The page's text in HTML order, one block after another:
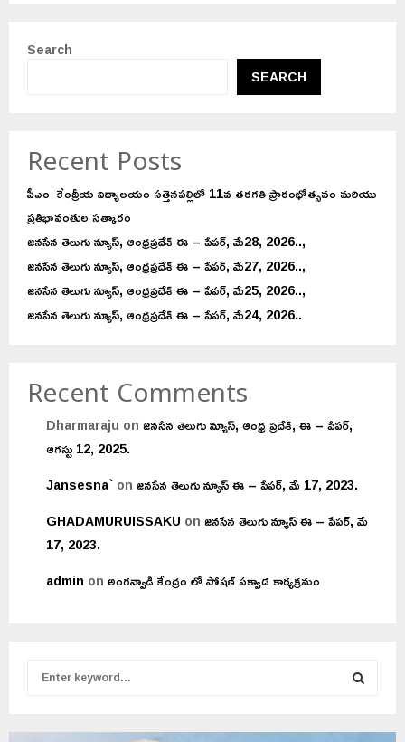
Search
SEARCH
Recent Posts
పీఎం కేంద్రీయ విద్యాలయం సత్తెనపల్లిలో 11వ తరగతి ప్రారంభోత్సవం మరియు
ప్రతిభావంతుల సత్కారం
జనసేన తెలుగు న్యూస్, ఆంధ్రప్రదేశ్ ఈ – పేపర్, మే28, 2026..,
జనసేన తెలుగు న్యూస్, ఆంధ్రప్రదేశ్ ఈ – పేపర్, మే27, 2026..,
జనసేన తెలుగు న్యూస్, ఆంధ్రప్రదేశ్ ఈ – పేపర్, మే25, 2026..,
జనసేన తెలుగు న్యూస్, ఆంధ్రప్రదేశ్ ఈ – పేపర్, మే24, 2026..
Recent Comments
Dharmaraju onజనసేన తెలుగు న్యూస్, ఆంధ్ర ప్రదేశ్, ఈ – పేపర్,
ఆగస్టు 12, 2025.
Jansesna`onజనసేన తెలుగు న్యూస్ ఈ – పేపర్, మే 17, 2023.
GHADAMURUISSAKU onజనసేన తెలుగు న్యూస్ ఈ – పేపర్, మే
17, 2023.
admin onఅంగన్వాడి కేంద్రం లో పోషణ్ పక్వాడ కార్యక్రమం
r